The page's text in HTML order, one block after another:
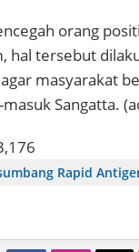
orang
hal tersebut
masyarakat
Sangatta.
Rapid